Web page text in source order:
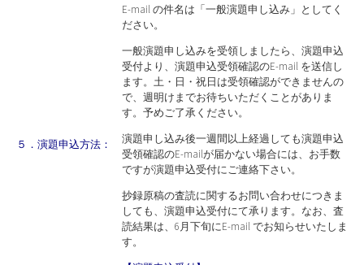
５．演題申込方法：
E-mail の件名は「一般演題申し込み」としてく
ださい。
一般演題申し込みを受領しましたら、演題申込
受付より、演題申込受領確認のE-mail を送信し
ます。土・日・祝日は受領確認ができませんの
で、週明けまでお待ちいただくことがありま
す。予めご了承ください。
演題申し込み後一週間以上経過しても演題申込
受領確認のE-mailが届かない場合には、お手数
ですが演題申込受付にご連絡下さい。
抄録原稿の査読に関するお問い合わせにつきま
しても、演題申込受付にて承ります。なお、査
読結果は、6月下旬にE-mail でお知らせいたしま
す。